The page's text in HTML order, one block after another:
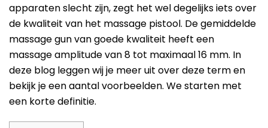
Theragun
Tunturi
apparaten slecht zijn, zegt het wel degelijks iets over
de kwaliteit van het massage pistool. De gemiddelde
massage gun van goede kwaliteit heeft een
massage amplitude van 8 tot maximaal 16 mm. In
deze blog leggen wij je meer uit over deze term en
bekijk je een aantal voorbeelden. We starten met
een korte definitie.